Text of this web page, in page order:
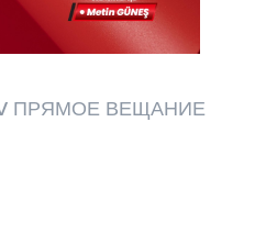
ПРЯМОЕ ВЕЩАНИЕ